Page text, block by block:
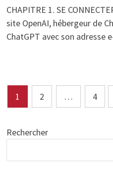
CHAPITRE 1. SE
site OpenAI, hébergeur de
ChatGPT avec son
Pagination
des
publications
1 2 … 4
Rechercher